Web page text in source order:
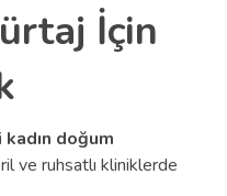
İçin
doğum
ve ruhsatlı kliniklerde